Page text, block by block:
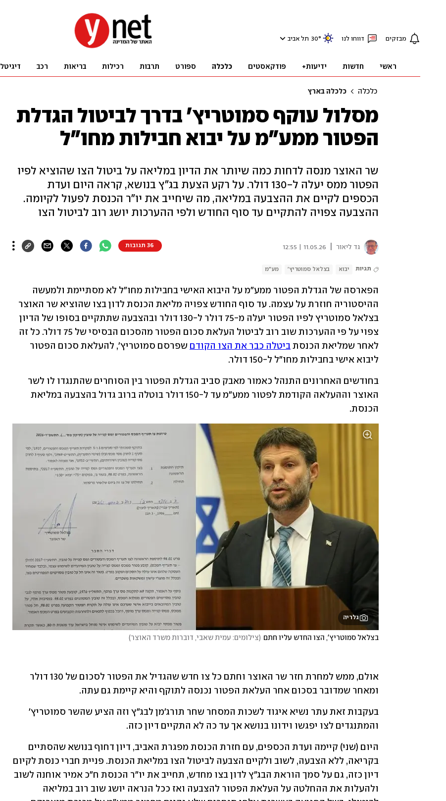
מבזקים דווחו לנו 30° תל אביב
ראשי חדשות ידיעות+ פודקאסטים כלכלה ספורט תרבות רכילות בריאות רכב דיגיטל
כלכלה כלכלה בארץ
מסלול עוקף סמוטריץ' בדרך לביטול הגדלת
הפטור ממע"מ על יבוא חבילות מחו"ל
שר האוצר מנסה לדחות כמה שיותר את הדיון במליאה על ביטול הצו שהוציא לפיו
הפטור ממס יעלה ל-130 דולר. על רקע הצעת בג"ץ בנושא, קראה היום ועדת
הכספים לקיים את ההצבעה במליאה, מה שיחייב את יו"ר הכנסת לפעול לקיומה.
ההצבעה צפויה להתקיים עד סוף החודש ולפי ההערכות יושג רוב לביטול הצו
גד ליאור 11.05.26 | 12:55 36 תגובות
תגיות יבוא בצלאל סמוטריץ' מע"מ
לאחר שמליאת הכנסת ביטלה כבר את הצו הקודם
ליבוא אישי בחבילות מחו"ל ל-150 דולר.
הכנסת.
גלריה
בצלאל סמוטריץ', הצו החדש עליו חתם (צילומים: עמית שאבי, דוברות משרד האוצר)
ומאחר שמדובר בסכום אחר העלאת הפטור נכנסה לתוקף והיא קיימת גם עתה.
והמתנגדים לצו יפגשו וידונו בנושא אך עד כה לא התקיים דיון כזה.